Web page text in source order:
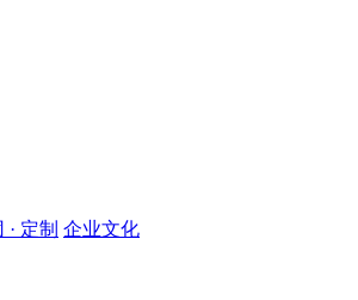
· 定制 企业文化